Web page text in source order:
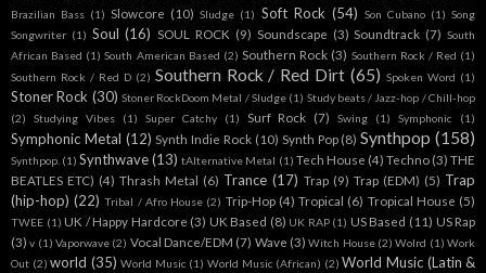
Brazilian Bass (1) Slowcore (10) Sludge (1) Soft Rock (54) Son Cubano (1) Song
Songwriter (1) Soul (16) SOUL ROCK (9) Soundscape (3) Soundtrack (7) South
African Based (1) South American Based (2) Southern Rock (3) Southern Rock / Red (1)
Southern Rock / Red D (2) Southern Rock / Red Dirt (65) Spoken Word (1)
Stoner Rock (30) Stoner RockDoom Metal / Sludge (1) Study beats / Jazz-hop / Chill-hop
(2)
Studying Vibes (1) Super Catchy (1) Surf Rock (7) Swing (1) Symphonic (1)
Symphonic Metal (12) Synth Indie Rock (10) Synth Pop (8) Synthpop (158)
Synthpop. (1) Synthwave (13) tAlternative Metal (1) Tech House (4) Techno (3) THE
BEATLES ETC) (4) Thrash Metal (6) Trance (17) Trap (9) Trap (EDM) (5) Trap
(hip-hop) (22) Tribal / Afro House (2) Trip-Hop (4) Tropical (6) Tropical House (5)
TWEE (1) UK / Happy Hardcore (3) UK Based (8) UK RAP (1) US Based (11) US Rap
(3) v (1) Vaporwave (2) Vocal Dance/EDM (7) Wave (3) Witch House (2) Wolrd (1) Work
Out (2) world (35) World Music (1) World Music (African) (2) World Music (Latin &